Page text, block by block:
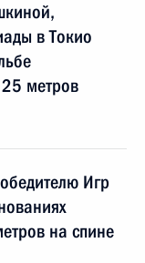
в Токио
метров
Игр
на спине